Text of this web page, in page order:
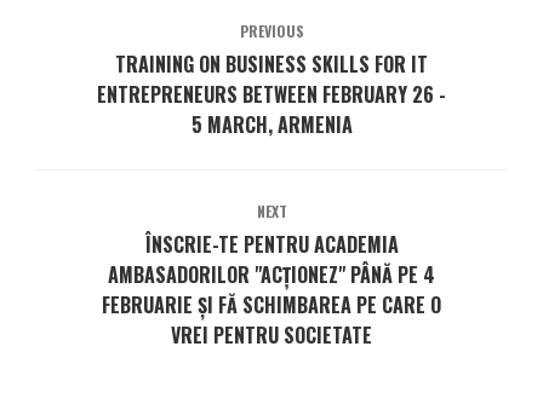
PREVIOUS
TRAINING ON BUSINESS SKILLS FOR IT
ENTREPRENEURS BETWEEN FEBRUARY 26 -
5 MARCH, ARMENIA
NEXT
ÎNSCRIE-TE PENTRU ACADEMIA
AMBASADORILOR "ACȚIONEZ" PÂNĂ PE 4
FEBRUARIE ȘI FĂ SCHIMBAREA PE CARE O
VREI PENTRU SOCIETATE